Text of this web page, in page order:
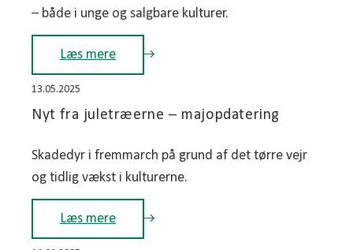
– både i unge og salgbare kulturer.
Læs mere
13.05.2025
Nyt fra juletræerne – majopdatering
Skadedyr i fremmarch på grund af det tørre vejr
og tidlig vækst i kulturerne.
Læs mere